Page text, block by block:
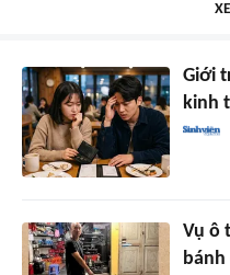
Giới
kinh
Vụ ô
bánh